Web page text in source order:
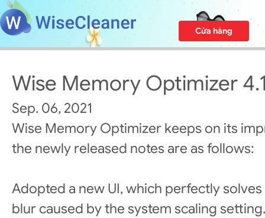
Cửa hàng
Wise Memory Optimizer
Sep. 06, 2021
Wise Memory Optimizer keeps on its
the newly released notes are as follows:
Adopted a new UI, which perfectly
blur caused by the system scaling setting.